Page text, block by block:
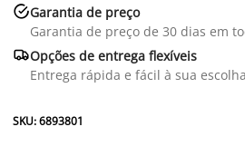
Garantia de preço
Garantia de preço de 30 dias em
Opções de entrega flexíveis
Entrega rápida e fácil à sua escolha
SKU: 6893801